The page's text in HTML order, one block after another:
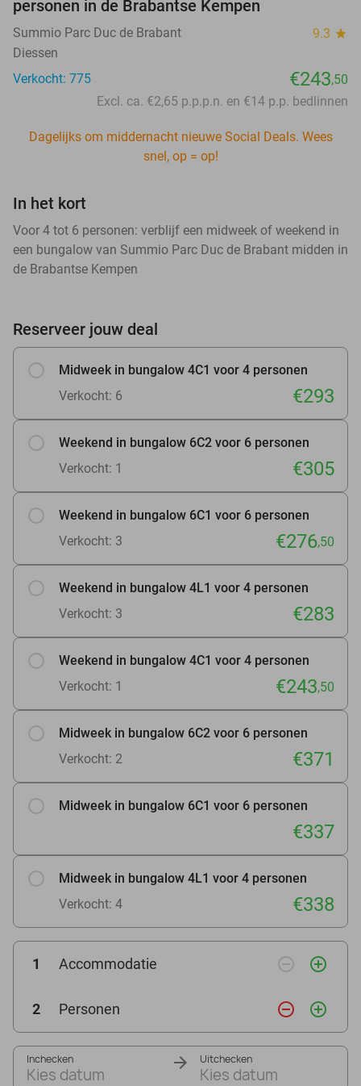
personen in de Brabantse Kempen
Summio Parc Duc de Brabant 9.3 star
Diessen
Verkocht: 775
€243,50
Excl. ca. €2,65 p.p.p.n. en €14 p.p. bedlinnen
Dagelijks om middernacht nieuwe Social Deals. Wees
snel, op = op!
In het kort
Voor 4 tot 6 personen: verblijf een midweek of weekend in
een bungalow van Summio Parc Duc de Brabant midden in
de Brabantse Kempen
Reserveer jouw deal
Midweek in bungalow 4C1 voor 4 personen
Verkocht: 6
€293
Weekend in bungalow 6C2 voor 6 personen
Verkocht: 1
€305
Weekend in bungalow 6C1 voor 6 personen
Verkocht: 3
€276,50
Weekend in bungalow 4L1 voor 4 personen
Verkocht: 3
€283
Weekend in bungalow 4C1 voor 4 personen
Verkocht: 1
€243,50
Midweek in bungalow 6C2 voor 6 personen
Verkocht: 2
€371
Midweek in bungalow 6C1 voor 6 personen
€337
Midweek in bungalow 4L1 voor 4 personen
Verkocht: 4
€338
1 Accommodatie remove_circle_outline add_circle_outline
2 Personen remove_circle_outline add_circle_outline
Inchecken
Kies datum
Uitchecken
Kies datum